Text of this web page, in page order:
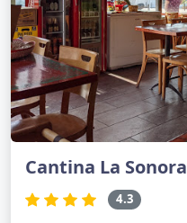
Cantina La Sonora
4.3